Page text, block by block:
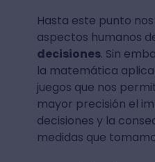
Hasta este punto
aspectos humanos
decisiones. Sin
la matemática
juegos que nos
mayor precisión el
decisiones y la
medidas que